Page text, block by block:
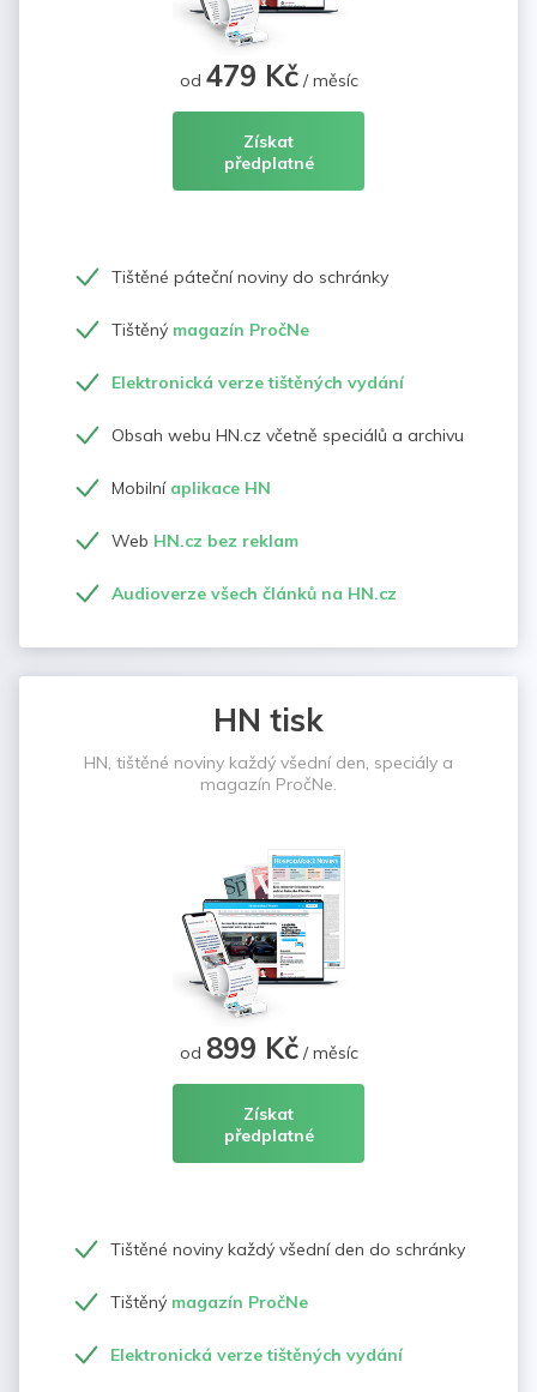
od 479 Kč/ měsíc
Získat
předplatné
Tištěné páteční noviny do schránky
Tištěný magazín PročNe
Elektronická verze tištěných vydání
Obsah webu HN.cz včetně speciálů a archivu
Mobilní aplikace HN
Web HN.cz bez reklam
Audioverze všech článků na HN.cz
HN tisk
HN, tištěné noviny každý všední den, speciály a
magazín PročNe.
od 899 Kč/ měsíc
Získat
předplatné
Tištěné noviny každý všední den do schránky
Tištěný magazín PročNe
Elektronická verze tištěných vydání